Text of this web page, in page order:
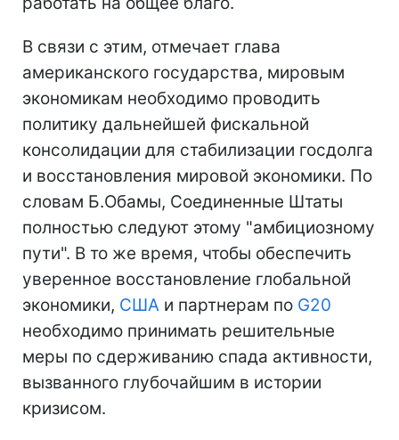
В связи с этим, отмечает глава
американского государства, мировым
экономикам необходимо проводить
политику дальнейшей фискальной
консолидации для стабилизации госдолга
и восстановления мировой экономики. По
словам Б.Обамы, Соединенные Штаты
полностью следуют этому "амбициозному
пути". В то же время, чтобы обеспечить
уверенное восстановление глобальной
экономики, США и партнерам по G20
необходимо принимать решительные
меры по сдерживанию спада активности,
вызванного глубочайшим в истории
кризисом.